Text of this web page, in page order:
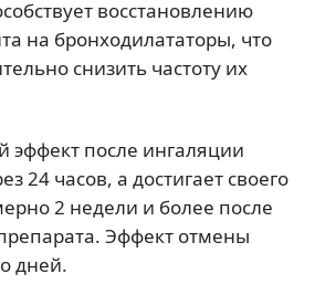
восстановлению
на бронходилататоры, что
снизить частоту их
эффект после ингаляции
24 часов, а достигает своего
2 недели и более после
Эффект отмены
дней.